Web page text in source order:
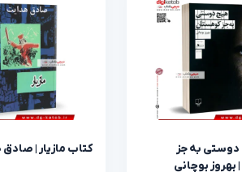
به جز
بوچانی
کتاب مازیار |